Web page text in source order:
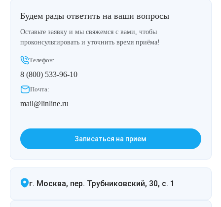
Будем рады ответить на ваши вопросы
Оставьте заявку и мы свяжемся с вами, чтобы
проконсультировать и уточнить время приёма!
Телефон:
8 (800) 533-96-10
Почта:
mail@linline.ru
Записаться на прием
г. Москва, пер. Трубниковский, 30, с. 1
Интимное лазерное омоложение
Лазерная подтяжка кожи живота
Лазерное омоложение груди